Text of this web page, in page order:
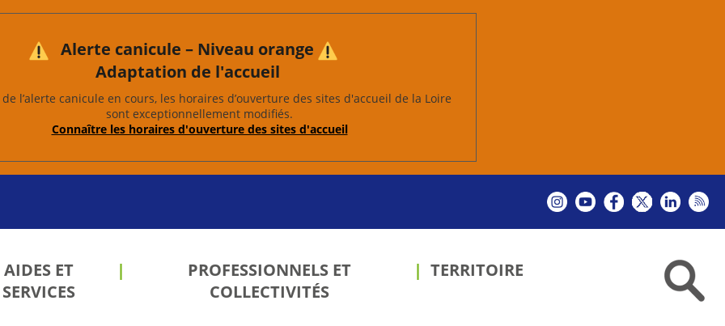
Alerte canicule – Niveau orange
Adaptation de l'accueil
l’alerte canicule en cours, les horaires d’ouverture des sites d'accueil de la Loire
sont exceptionnellement modifiés.
Connaître les horaires d'ouverture des sites d'accueil
AIDES ET
SERVICES
PROFESSIONNELS ET
COLLECTIVITÉS
TERRITOIRE